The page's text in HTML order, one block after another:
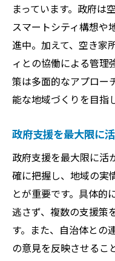
まっています。政府は
スマートシティ構想や
進中。加えて、空き家
ィとの協働による管理
策は多面的なアプロー
能な地域づくりを目指
政府支援を最大限に
政府支援を最大限に活
確に把握し、地域の実
とが重要です。具体的
逃さず、複数の支援策
す。また、自治体との
の意見を反映させるこ